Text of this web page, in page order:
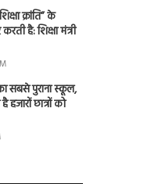
क्रांति” के
है: शिक्षा मंत्री
सबसे पुराना स्कूल,
छात्रों को